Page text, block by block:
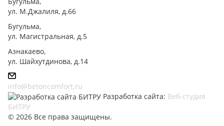
ул. М.Джалиля, д.66
Бугульма,
ул. Магистральная, д.5
Азнакаево,
ул. Шайхутдинова, д.14
info@betoncomfort.ru
Разработка сайта: Веб-студия
БИТРУ
© 2026 Все права защищены.